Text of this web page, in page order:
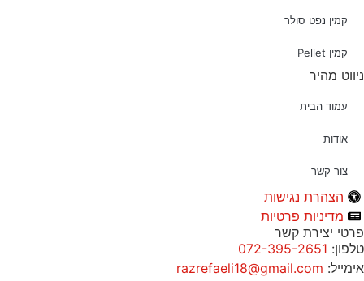
קמין נפט סולר
קמין Pellet
ניווט מהיר
עמוד הבית
אודות
צור קשר
הצהרת נגישות
מדיניות פרטיות
פרטי יצירת קשר
טלפון: 072-395-2651
אימייל: razrefaeli18@gmail.com